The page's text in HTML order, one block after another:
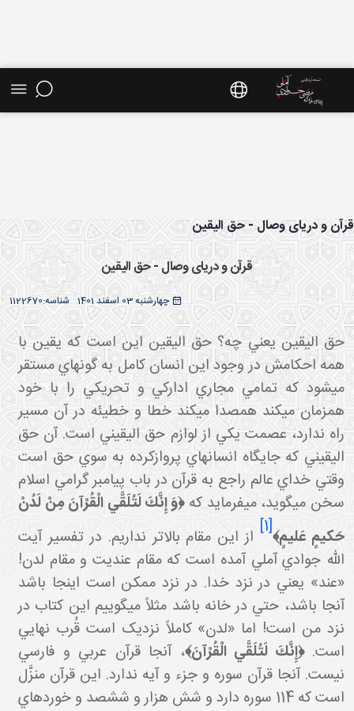
موضوعی - سایت استاد مرتضی جوادی آملی
و دریای وصال - حق الیقین
قرآن و دریای وصال - حق الیقین
چهارشنبه 03 اسفند 1401 1122670شناسه:
حق اليقين يعني چه؟ حق اليقين اين است که يقين با
همه احکامش در وجود اين انسان کامل به گونه اي مستقر
مي شود که تمامي مجاري ادارکي و تحريکي را با خود
همزمان مي کند همصدا مي کند خطا و خطيئه در آن مسير
راه ندارد، عصمت يکي از لوازم حق اليقيني است. آن حق
اليقيني که جايگاه انسان هاي پروازکرده به سوي حق است
وقتي خداي عالم راجع به قرآن در باب پيامبر گرامي اسلام
سخن مي گويد، مي فرمايد که﴿وَ إِنَّكَ لَتُلَقَّي الْقُرْآنَ مِنْ لَدُنْ
حَكيمٍ عَليمٍ﴾[1]
از اين مقام بالاتر نداريم. در تفسير آيت
الله جوادي آملي آمده است که مقام عنديت و مقام لدن!
«عند» يعني در نزد خدا. در نزد ممکن است اينجا باشد
آنجا باشد، حتي در خانه باشد مثلاً مي گوييم اين کتاب در
نزد من است! اما «لدن» کاملاً نزديک است قُرب نهايي
است.﴿إِنَّكَ لَتُلَقَّي الْقُرْآنَ﴾، آنجا قرآن عربي و فارسي
نيست. آنجا قرآن سوره و جزء و آيه ندارد. اين قرآن منزَّل
است که 114 سوره دارد و شش هزار و ششصد و خورده اي